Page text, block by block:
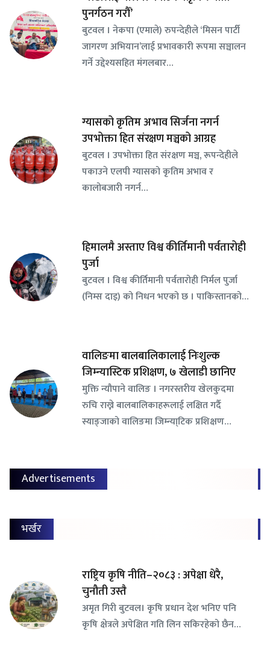
पुनर्गठन गरौँ’
बुटवल । नेकपा (एमाले) रुपन्देहीले ‘मिसन पार्टी
जागरण अभियान’लाई प्रभावकारी रूपमा सञ्चालन
गर्ने उद्देश्यसहित मंगलबार…
ग्यासको कृतिम अभाव सिर्जना नगर्न
उपभोक्ता हित संरक्षण मञ्चको आग्रह
बुटवल । उपभोक्ता हित संरक्षण मञ्च, रूपन्देहीले
पकाउने एलपी ग्यासको कृतिम अभाव र
कालोबजारी नगर्न…
हिमालमै अस्ताए विश्व कीर्तिमानी पर्वतारोही
पुर्जा
बुटवल । विश्व कीर्तिमानी पर्वतारोही निर्मल पुर्जा
(निम्स दाइ) को निधन भएको छ । पाकिस्तानको…
वालिङमा बालबालिकालाई निःशुल्क
जिम्न्यास्टिक प्रशिक्षण, ७ खेलाडी छानिए
​मुक्ति न्यौपाने वालिङ । नगरस्तरीय खेलकुदमा
रुचि राख्ने बालबालिकाहरूलाई लक्षित गर्दै
स्याङ्जाको वालिङमा जिम्न्या्टिक प्रशिक्षण…
Advertisements
भर्खर
राष्ट्रिय कृषि नीति–२०८३ : अपेक्षा धेरै,
चुनौती उस्तै
अमृत गिरी बुटवल। कृषि प्रधान देश भनिए पनि
कृषि क्षेत्रले अपेक्षित गति लिन सकिरहेको छैन…